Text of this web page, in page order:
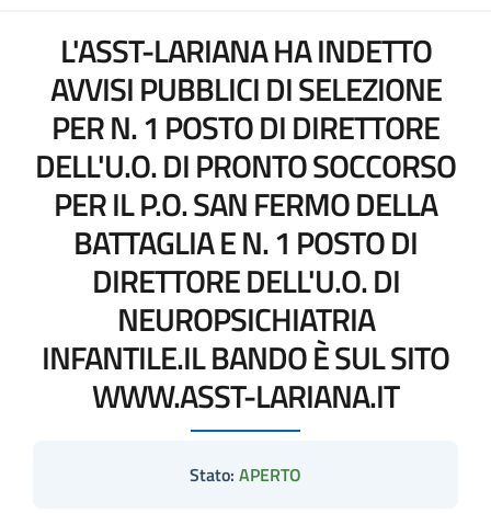
L'ASST-LARIANA HA INDETTO
AVVISI PUBBLICI DI SELEZIONE
PER N. 1 POSTO DI DIRETTORE
DELL'U.O. DI PRONTO SOCCORSO
PER IL P.O. SAN FERMO DELLA
BATTAGLIA E N. 1 POSTO DI
DIRETTORE DELL'U.O. DI
NEUROPSICHIATRIA
INFANTILE.IL BANDO È SUL SITO
WWW.ASST-LARIANA.IT
Stato: APERTO